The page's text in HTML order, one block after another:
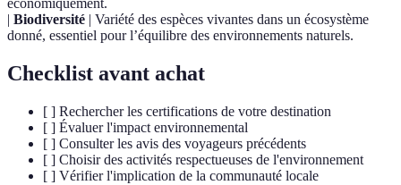
économiquement.
| Biodiversité | Variété des espèces vivantes dans un écosystème
donné, essentiel pour l’équilibre des environnements naturels.
Checklist avant achat
[ ] Rechercher les certifications de votre destination
[ ] Évaluer l'impact environnemental
[ ] Consulter les avis des voyageurs précédents
[ ] Choisir des activités respectueuses de l'environnement
[ ] Vérifier l'implication de la communauté locale